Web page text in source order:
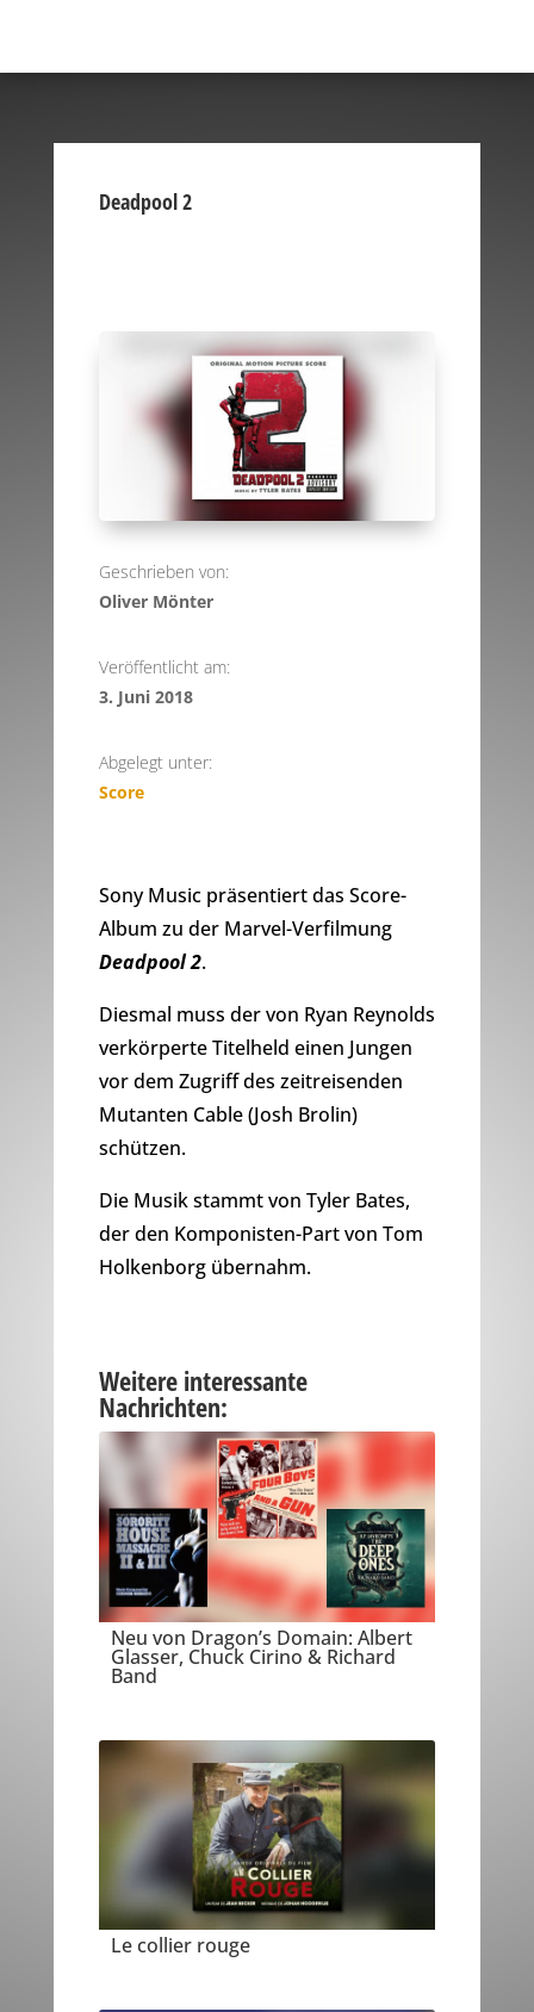
Deadpool 2
Geschrieben von:
Oliver Mönter
Veröffentlicht am:
3. Juni 2018
Abgelegt unter:
Score
Sony Music präsentiert das Score-
Album zu der Marvel-Verfilmung
Deadpool 2.
Diesmal muss der von Ryan Reynolds
verkörperte Titelheld einen Jungen
vor dem Zugriff des zeitreisenden
Mutanten Cable (Josh Brolin)
schützen.
Die Musik stammt von Tyler Bates,
der den Komponisten-Part von Tom
Holkenborg übernahm.
Weitere interessante
Nachrichten:
Neu von Dragon’s Domain: Albert
Glasser, Chuck Cirino & Richard
Band
Le collier rouge